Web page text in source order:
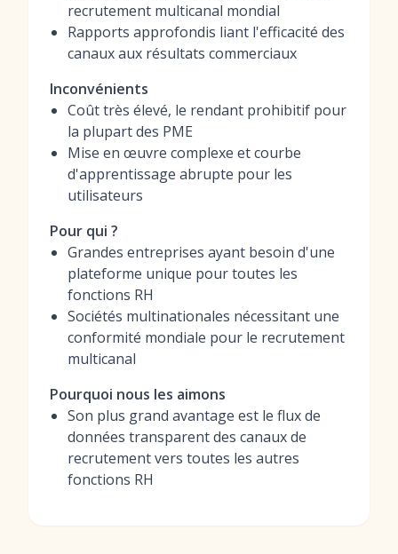
recrutement multicanal mondial
Rapports approfondis liant l'efficacité des
canaux aux résultats commerciaux
Inconvénients
Coût très élevé, le rendant prohibitif pour
la plupart des PME
Mise en œuvre complexe et courbe
d'apprentissage abrupte pour les
utilisateurs
Pour qui ?
Grandes entreprises ayant besoin d'une
plateforme unique pour toutes les
fonctions RH
Sociétés multinationales nécessitant une
conformité mondiale pour le recrutement
multicanal
Pourquoi nous les aimons
Son plus grand avantage est le flux de
données transparent des canaux de
recrutement vers toutes les autres
fonctions RH